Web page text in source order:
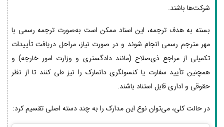
شرکت‌ها باشند.
بسته به هدف ترجمه، این اسناد ممکن است به‌صورت ترجمه رسمی با
مهر مترجم رسمی انجام شوند و در صورت نیاز، مراحل دریافت تأییدات
تکمیلی از مراجع ذی‌صلاح (مانند دادگستری و وزارت امور خارجه) و
همچنین تأیید سفارت یا کنسولگری دانمارک را نیز طی کنند تا از نظر
حقوقی و اداری قابل استناد باشند.
در حالت کلی، می‌توان نوع این مدارک را به چند دسته اصلی تقسیم کرد: